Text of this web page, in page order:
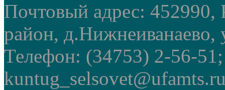
Почтовый адрес: 452990,
район, д.Нижнеиванаево,
Телефон: (34753) 2-56-